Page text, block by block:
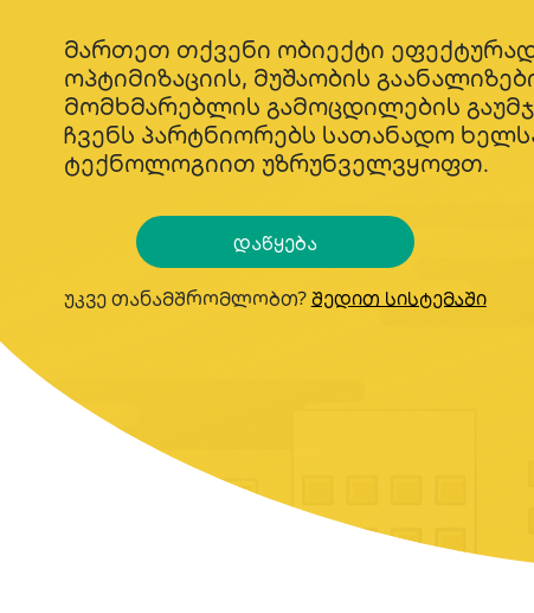
მართეთ თქვენი ობიექტი
ოპტიმიზაციის, მუშაობის
მომხმარებლის გამოცდილების
ჩვენს პარტნიორებს სათანადო
ტექნოლოგიით უზრუნველვყოფთ.
დაწყება
უკვე თანამშრომლობთ? შედით სისტემაში